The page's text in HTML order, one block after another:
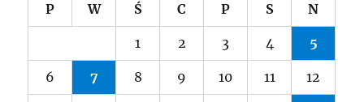
P W Ś C P S N
1 2 3 4 5
6 7 8 9 10 11 12